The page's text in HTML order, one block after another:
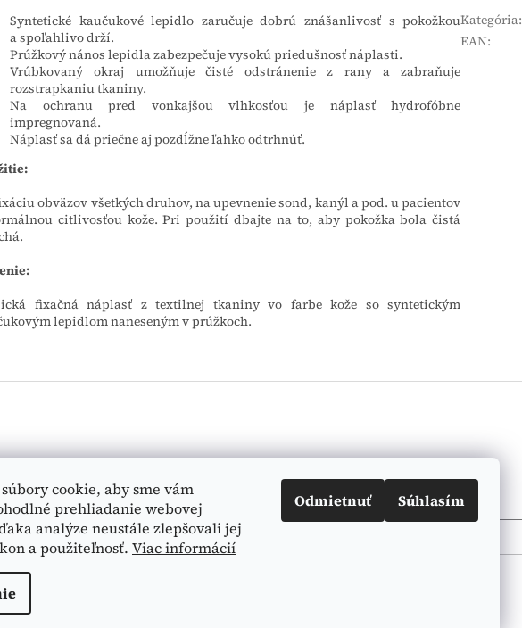
cookie, aby sme vám
prehliadanie webovej
analýze neustále zlepšovali jej
a použiteľnosť. Viac informácií
Odmietnuť Súhlasím
Syntetické kaučukové lepidlo zaručuje dobrú znášanlivosť s pokožkou
a spoľahlivo drží.
Prúžkový nános lepidla zabezpečuje vysokú priedušnosť náplasti.
Vrúbkovaný okraj umožňuje čisté odstránenie z rany a zabraňuje
rozstrapkaniu tkaniny.
Na ochranu pred vonkajšou vlhkosťou je náplasť hydrofóbne
impregnovaná.
Náplasť sa dá priečne aj pozdĺžne ľahko odtrhnúť.
obväzov všetkých druhov, na upevnenie sond, kanýl a pod. u pacientov
citlivosťou kože. Pri použití dbajte na to, aby pokožka bola čistá
fixačná náplasť z textilnej tkaniny vo farbe kože so syntetickým
lepidlom naneseným v prúžkoch.
Kategória:
EAN:
Vyhľadávanie